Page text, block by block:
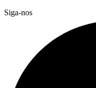
Siga-nos